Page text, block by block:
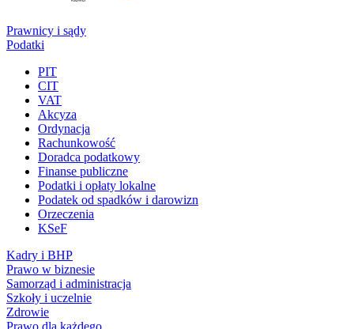
Prawnicy i sądy
Podatki
PIT
CIT
VAT
Akcyza
Ordynacja
Rachunkowość
Doradca podatkowy
Finanse publiczne
Podatki i opłaty lokalne
Podatek od spadków i darowizn
Orzeczenia
KSeF
Kadry i BHP
Prawo w biznesie
Samorząd i administracja
Szkoły i uczelnie
Zdrowie